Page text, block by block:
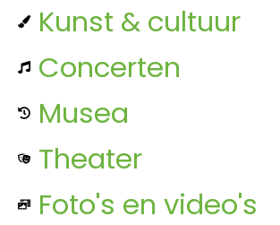
Kunst & cultuur
Concerten
Musea
Theater
Foto's en video's